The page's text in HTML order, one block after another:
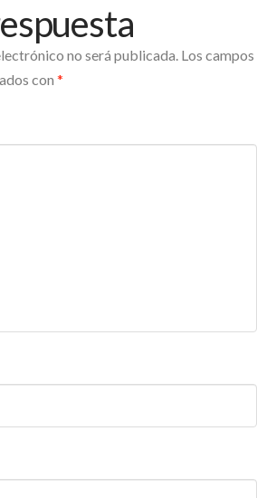
no será publicada. Los campos
con *